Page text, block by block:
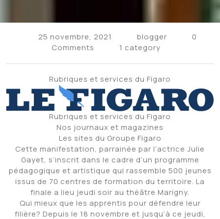
25 novembre, 2021 blogger
0
Comments
1 category
Rubriques et services du Figaro
Rubriques et services du Figaro
Nos journaux et magazines
Les sites du Groupe Figaro
Cette manifestation, parrainée par l’actrice Julie
Gayet, s’inscrit dans le cadre d’un programme
pédagogique et artistique qui rassemble 500 jeunes
issus de 70 centres de formation du territoire. La
finale a lieu jeudi soir au théâtre Marigny.
Qui mieux que les apprentis pour défendre leur
filière? Depuis le 18 novembre et jusqu’à ce jeudi,